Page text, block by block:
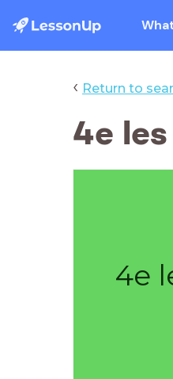
‹ Return to
4e
4e